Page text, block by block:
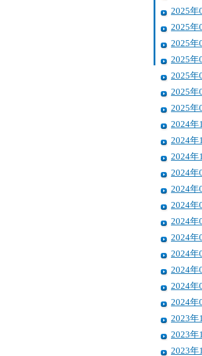
2025年
2025年
2025年
2025年
2025年
2025年
2025年
2024年
2024年
2024年
2024年
2024年
2024年
2024年
2024年
2024年
2024年
2024年
2024年
2023年
2023年
2023年